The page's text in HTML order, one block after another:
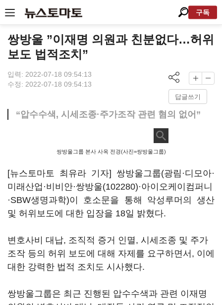
구독
쌍방울 ”이재명 의원과 친분없다…허위
보도 법적조치”
입력: 2022-07-18 09:54:13
수정: 2022-07-18 09:54:13
답글쓰기
“압수수색, 시세조종·주가조작 관련 혐의 없어”
쌍방울그룹 본사 사옥 전경(사진=쌍방울그룹)
[뉴스토마토 최유라 기자] 쌍방울그룹(광림·디모아·
미래산업·비비안·쌍방울(102280)·아이오케이컴퍼니
·SBW생명과학)이 호소문을 통해 악성루머의 생산
및 허위보도에 대한 입장을 18일 밝혔다.
변호사비 대납, 조직적 증거 인멸, 시세조종 및 주가
조작 등의 허위 보도에 대해 자제를 요구하면서, 이에
대한 강력한 법적 조치도 시사했다.
쌍방울그룹은 최근 진행된 압수수색과 관련 이재명